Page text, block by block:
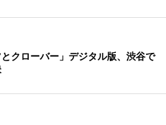
クローバー」デジタル版、渋谷で